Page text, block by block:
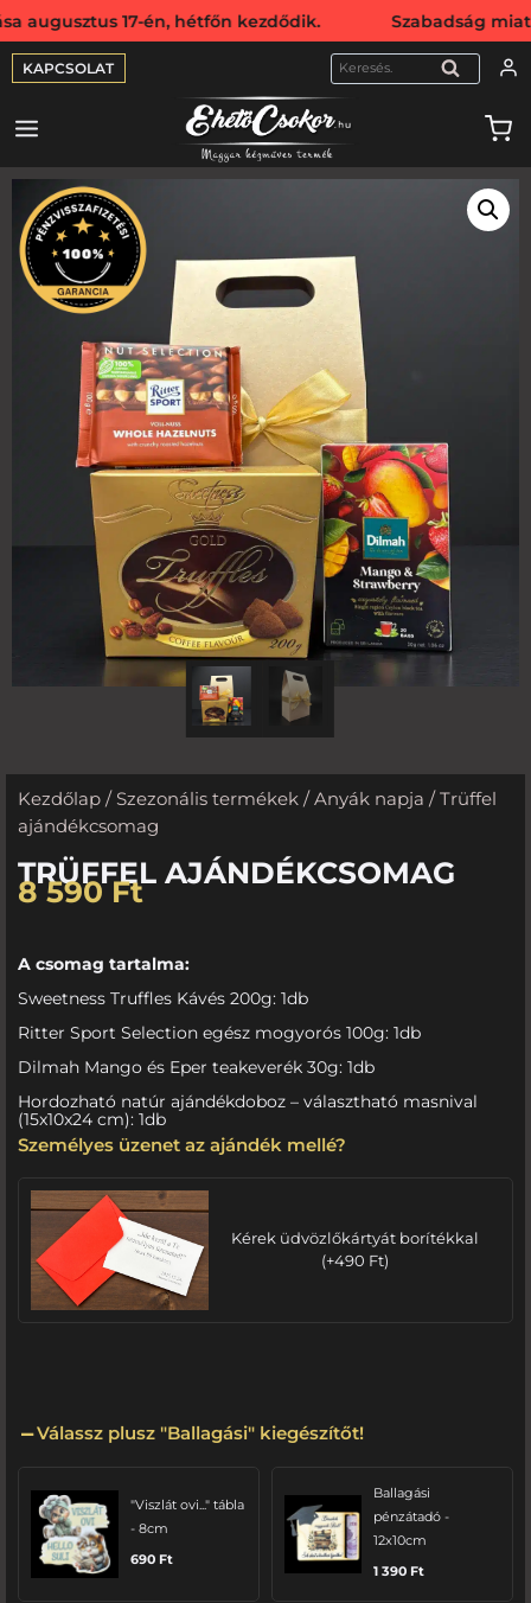
én, hétfőn kezdődik. Szabadság miatt
KAPCSOLAT KERESÉS
Kezdőlap / Szezonális termékek /Anyák napja / Trüffel
ajándékcsomag
TRÜFFEL AJÁNDÉKCSOMAG
8 590Ft
A csomag tartalma:
Sweetness Truffles Kávés 200g: 1db
Ritter Sport Selection egész mogyorós 100g: 1db
Dilmah Mango és Eper teakeverék 30g: 1db
Hordozható natúr ajándékdoboz – választható masnival
(15x10x24 cm): 1db
Személyes üzenet az ajándék mellé?
Kérek üdvözlőkártyát borítékkal
(+490 Ft)
Válassz plusz "Ballagási" kiegészítőt!
"Viszlát ovi..." tábla
- 8cm
690 Ft
Ballagási
pénzátadó -
12x10cm
1 390 Ft